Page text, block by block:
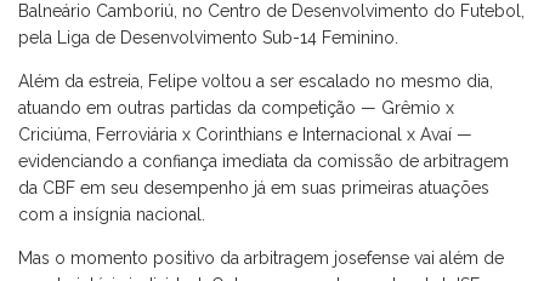
Balneário Camboriú, no Centro de Desenvolvimento do Futebol,
pela Liga de Desenvolvimento Sub-14 Feminino.
Além da estreia, Felipe voltou a ser escalado no mesmo dia,
atuando em outras partidas da competição — Grêmio x
Criciúma, Ferroviária x Corinthians e Internacional x Avaí —
evidenciando a confiança imediata da comissão de arbitragem
da CBF em seu desempenho já em suas primeiras atuações
com a insígnia nacional.
Mas o momento positivo da arbitragem josefense vai além de